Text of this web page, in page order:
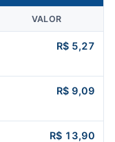
VALOR
R$ 5,27
R$ 9,09
R$ 13,90